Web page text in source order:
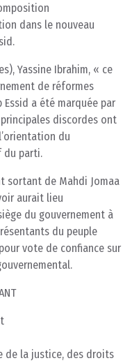
dans le nouveau
Yassine Ibrahim, « ce
de réformes
a été marquée par
discordes ont
du
du parti.
sortant de Mahdi Jomaa
aurait lieu
du gouvernement à
du peuple
vote de confiance sur
de la justice, des droits